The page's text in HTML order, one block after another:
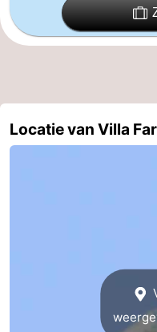
Ieper
De
Natuur
Het
-
Knokke-
-
Locatie van Villa